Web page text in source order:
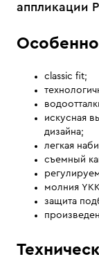
аппликации
classic fit;
искусная
дизайна;
легкая
съемный
молния
защита